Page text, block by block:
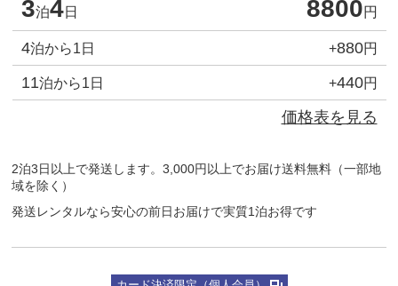
3泊4日 8800円
4泊から1日 +880円
11泊から1日 +440円
価格表を見る
2泊3日以上で発送します。3,000円以上でお届け送料無料（一部地
域を除く）
発送レンタルなら安心の前日お届けで実質1泊お得です